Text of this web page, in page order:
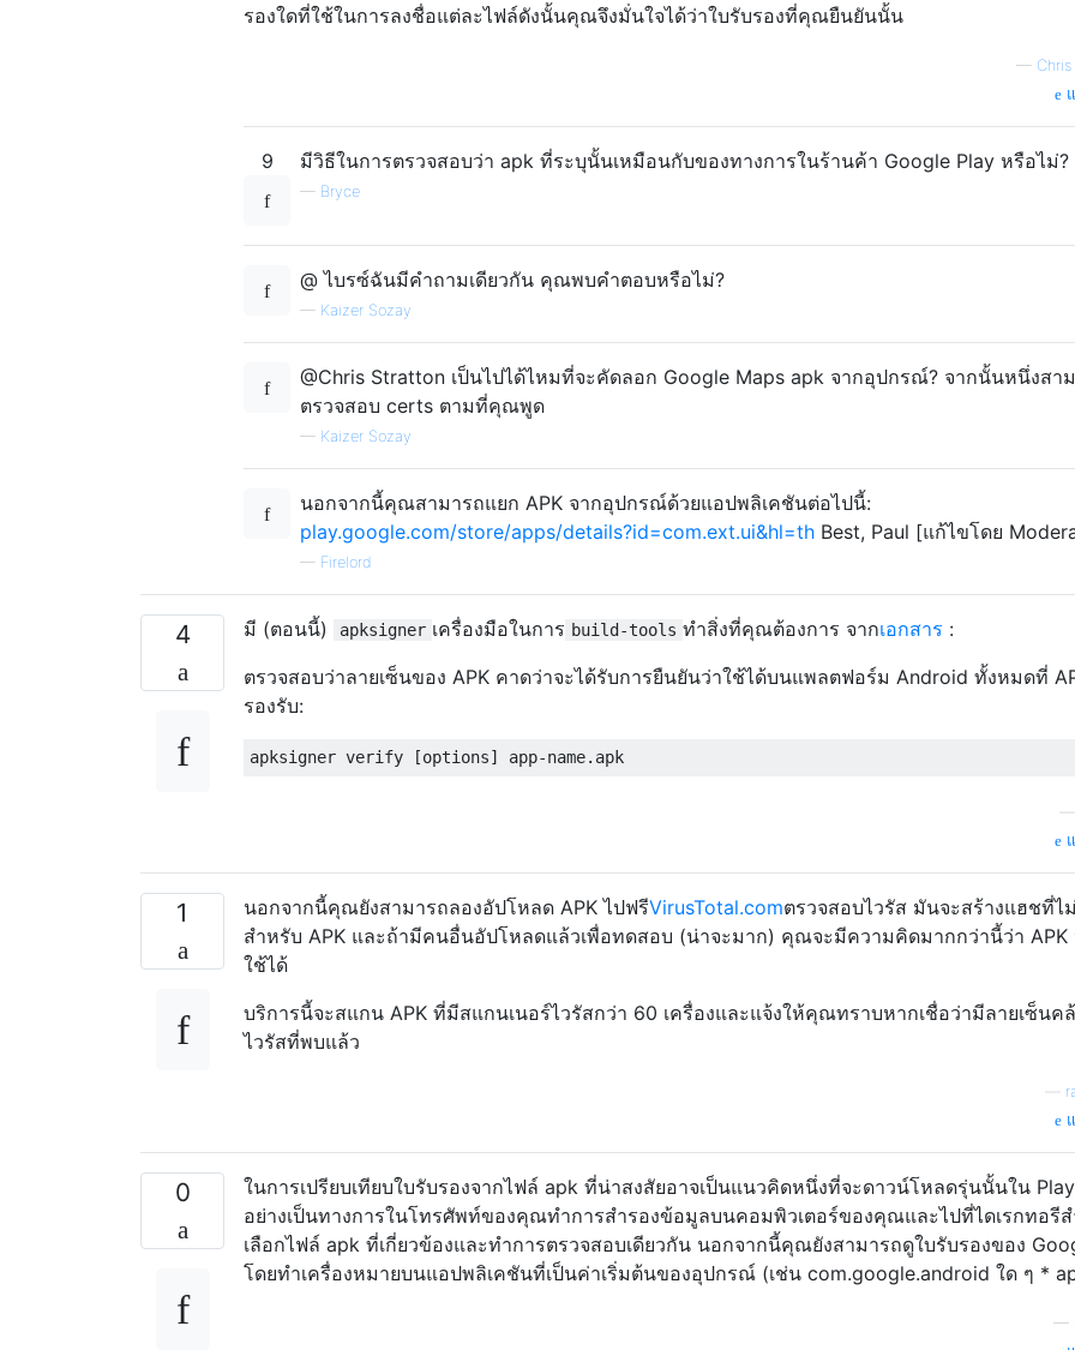
รองใดที่ใช้ในการลงชื่อแต่ละไฟล์ดังนั้นคุณจึงมั่นใจได้ว่าใบรับรองที่คุณยืนยันนั้น
—
9 มีวิธีในการตรวจสอบว่า apk ที่ระบุนั้นเหมือนกับของทางการในร้านค้า Google Play หรือไม่?
— Bryce
@ ไบรซ์ฉันมีคำถามเดียวกัน คุณพบคำตอบหรือไม่?
— Kaizer Sozay
@Chris Stratton เป็นไปได้ไหมที่จะคัดลอก Google Maps apk จากอุปกรณ์? จากนั้นหนึ่งสา
ตรวจสอบ certs ตามที่คุณพูด
— Kaizer Sozay
นอกจากนี้คุณสามารถแยก APK จากอุปกรณ์ด้วยแอปพลิเคชันต่อไปนี้:
play.google.com/store/apps/details?id=com.ext.ui&hl=th Best, Paul [แก้ไขโดย
— Firelord
4 มี (ตอนนี้) apksigner เครื่องมือในการ build-tools ทำสิ่งที่คุณต้องการ จากเอกสาร :
ตรวจสอบว่าลายเซ็นของ APK คาดว่าจะได้รับการยืนยันว่าใช้ได้บนแพลตฟอร์ม Android ทั้งหมดที่
รองรับ:
1 นอกจากนี้คุณยังสามารถลองอัปโหลด APK ไปฟรีVirusTotal.comตรวจสอบไวรัส มันจะสร้างแฮชที่ไ
สำหรับ APK และถ้ามีคนอื่นอัปโหลดแล้วเพื่อทดสอบ (น่าจะมาก) คุณจะมีความคิดมากกว่านี้ว่า APK
ใช้ได้
บริการนี้จะสแกน APK ที่มีสแกนเนอร์ไวรัสกว่า 60 เครื่องและแจ้งให้คุณทราบหากเชื่อว่ามีลายเซ็นค
ไวรัสที่พบแล้ว
0
ในการเปรียบเทียบใบรับรองจากไฟล์ apk ที่น่าสงสัยอาจเป็นแนวคิดหนึ่งที่จะดาวน์โหลดรุ่นนั้นใน
อย่างเป็นทางการในโทรศัพท์ของคุณทำการสำรองข้อมูลบนคอมพิวเตอร์ของคุณและไปที่ไดเรกทอรีส
เลือกไฟล์ apk ที่เกี่ยวข้องและทำการตรวจสอบเดียวกัน นอกจากนี้คุณยังสามารถดูใบรับรองของ
โดยทำเครื่องหมายบนแอปพลิเคชันที่เป็นค่าเริ่มต้นของอุปกรณ์ (เช่น com.google.android ใด ๆ *
—